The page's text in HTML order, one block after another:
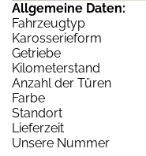
Allgemeine Daten:
Fahrzeugtyp
Karosserieform
Getriebe
Kilometerstand
Anzahl der Türen
Farbe
Standort
Lieferzeit
Unsere Nummer